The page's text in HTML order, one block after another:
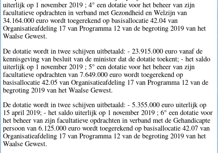
uiterlijk op 1 november 2019 ; 4° een dotatie voor het beheer van zijn
facultatieve opdrachten in verband met Gezondheid en Welzijn van
34.164.000 euro wordt toegerekend op basisallocatie 42.04 van
Organisatieafdeling 17 van Programma 12 van de begroting 2019 van het
Waalse Gewest.
De dotatie wordt in twee schijven uitbetaald: - 23.915.000 euro vanaf de
kennisgeving van besluit van de minister dat de dotatie toekent; - het saldo
uiterlijk op 1 november 2019 ; 5° een dotatie voor het beheer van zijn
facultatieve opdrachten van 7.649.000 euro wordt toegerekend op
basisallocatie 42.05 van Organisatieafdeling 17 van Programma 12 van de
begroting 2019 van het Waalse Gewest.
De dotatie wordt in twee schijven uitbetaald: - 5.355.000 euro uiterlijk op
15 april 2019; - het saldo uiterlijk op 1 november 2019 ; 6° een dotatie voor
het beheer van zijn facultatieve opdrachten in verband met de Gehandicapte
persoon van 6.125.000 euro wordt toegerekend op basisallocatie 42.07 van
Organisatieafdeling 17 van Programma 12 van de begroting 2019 van het
Waalse Gewest.